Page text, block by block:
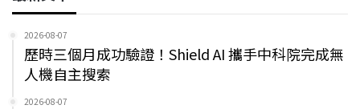
2026-08-07
歷時三個月成功驗證！Shield AI 攜手中科院完成無
人機自主搜索
2026-08-07